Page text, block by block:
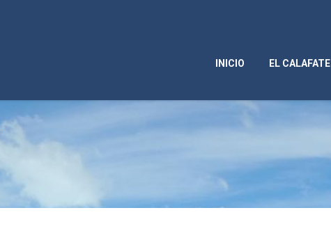
INICIO EL CALAFATE